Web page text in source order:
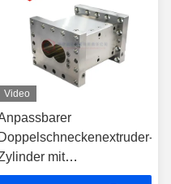
Video
Doppelschneckenextruder-
mit
Liner-